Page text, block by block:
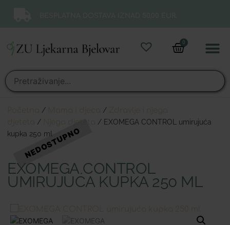
0
/ /
/
/ EXOMEGA CONTROL umirujuća
kupka 250 ml
EXOMEGA CONTROL
UMIRUJUĆA KUPKA 250 ML